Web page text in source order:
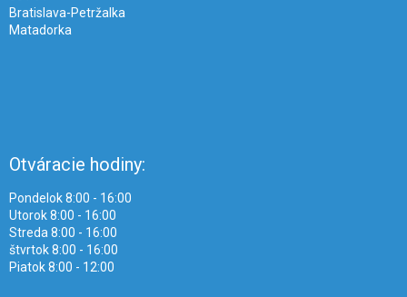
Bratislava-Petržalka
Matadorka
Otváracie hodiny:
Pondelok 8:00 - 16:00
Utorok 8:00 - 16:00
Streda 8:00 - 16:00
štvrtok 8:00 - 16:00
Piatok 8:00 - 12:00